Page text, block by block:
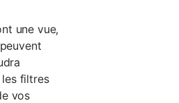
une vue,
filtres
vos